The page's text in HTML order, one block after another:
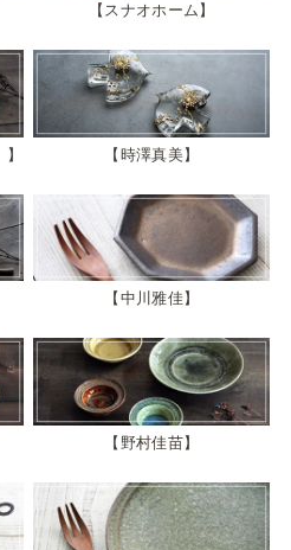
スナオホーム
時澤真美
中川雅佳
野村佳苗